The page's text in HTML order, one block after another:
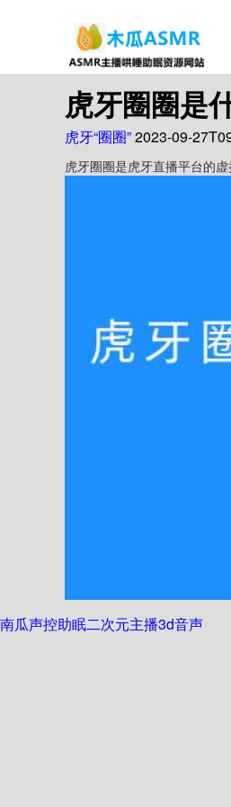
虎牙圈圈是
虎牙“圈圈”2023-09-
虎牙圈圈是虎牙直播平台的
南瓜声控助眠二次元主播3d音声